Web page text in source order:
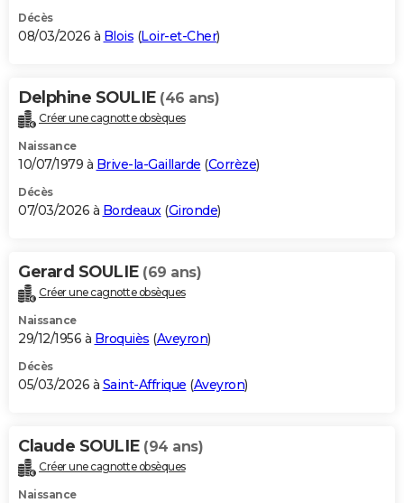
Décès
08/03/2026 à Blois (Loir-et-Cher)
Delphine SOULIE (46 ans)
Créer une cagnotte obsèques
Naissance
10/07/1979 à Brive-la-Gaillarde (Corrèze)
Décès
07/03/2026 à Bordeaux(Gironde)
Gerard SOULIE (69 ans)
Créer une cagnotte obsèques
Naissance
29/12/1956 à Broquiès (Aveyron)
Décès
05/03/2026 à Saint-Affrique (Aveyron)
Claude SOULIE (94 ans)
Créer une cagnotte obsèques
Naissance